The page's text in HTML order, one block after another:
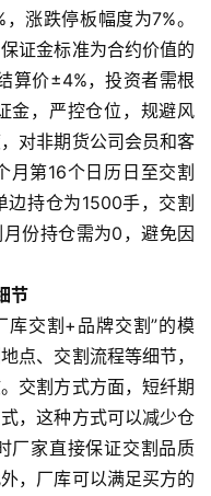
涨跌停板幅度为7%。
证金标准为合约价值的
算价±4%，投资者需根
金，严控仓位，规避风
对非期货公司会员和客
月第16个日历日至交割
边持仓为1500手，交割
份持仓需为0，避免因
节
库交割+品牌交割”的模
点、交割流程等细节，
交割方式方面，短纤期
，这种方式可以减少仓
厂家直接保证交割品质
，厂库可以满足买方的